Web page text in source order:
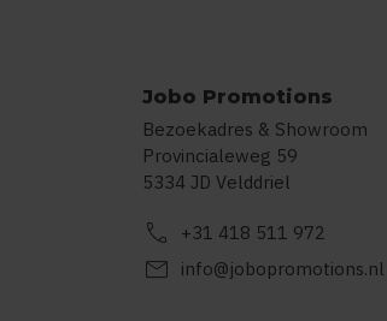
Jobo Promotions
Bezoekadres & Showroom
Provincialeweg 59
5334 JD Velddriel
call +31 418 511 972
mail info@jobopromotions.nl